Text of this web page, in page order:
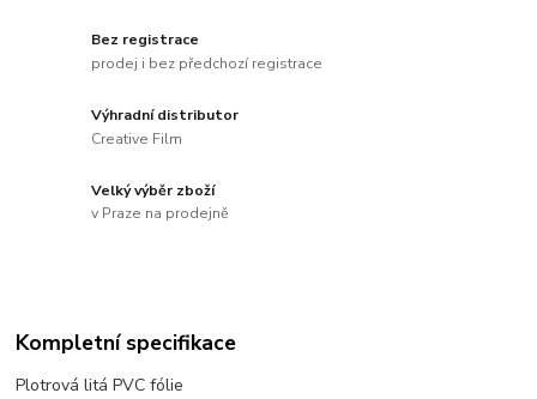
Bez registrace
prodej i bez předchozí registrace
Výhradní distributor
Creative Film
Velký výběr zboží
v Praze na prodejně
Kompletní specifikace
Plotrová litá PVC fólie